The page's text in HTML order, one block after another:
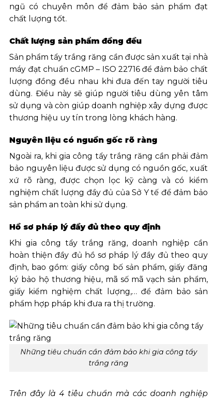
ngũ có chuyên môn để đảm bảo sản phẩm đạt
chất lượng tốt.
Chất lượng sản phẩm đồng đều
Sản phẩm tẩy trắng răng cần được sản xuất tại nhà
máy đạt chuẩn cGMP – ISO 22716 để đảm bảo chất
lượng đồng đều nhau khi đưa đến tay người tiêu
dùng. Điều này sẽ giúp người tiêu dùng yên tâm
sử dụng và còn giúp doanh nghiệp xây dựng được
thương hiệu uy tín trong lòng khách hàng.
Nguyên liệu có nguồn gốc rõ ràng
Ngoài ra, khi gia công tẩy trắng răng cần phải đảm
bảo nguyên liệu được sử dụng có nguồn gốc, xuất
xứ rõ ràng, được chọn lọc kỹ càng và có kiểm
nghiệm chất lượng đầy đủ của Sở Y tế để đảm bảo
sản phẩm an toàn khi sử dụng.
Hồ sơ pháp lý đầy đủ theo quy định
Khi gia công tẩy trắng răng, doanh nghiệp cần
hoàn thiện đầy đủ hồ sơ pháp lý đầy đủ theo quy
định, bao gồm: giấy công bố sản phẩm, giấy đăng
ký bảo hộ thương hiệu, mã số mã vạch sản phẩm,
giấy kiểm nghiệm chất lượng,… để đảm bảo sản
phẩm hợp pháp khi đưa ra thị trường.
Những tiêu chuẩn cần đảm bảo khi gia công tẩy
trắng răng
Trên đây là 4 tiêu chuẩn mà các doanh nghiệp